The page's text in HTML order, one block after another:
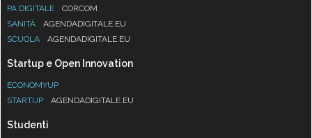
PA DIGITALE
CORCOM
SANITÀ
AGENDADIGITALE.EU
SCUOLA
AGENDADIGITALE.EU
Startup e Open Innovation
ECONOMYUP
STARTUP
AGENDADIGITALE.EU
Studenti